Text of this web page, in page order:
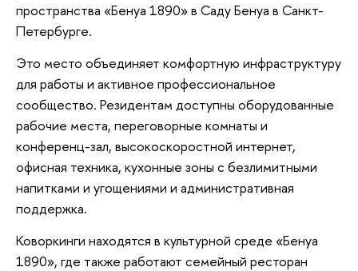
пространства «Бенуа 1890» в Саду Бенуа в Санкт-
Петербурге.
Это место объединяет комфортную инфраструктуру
для работы и активное профессиональное
сообщество. Резидентам доступны оборудованные
рабочие места, переговорные комнаты и
конференц-зал, высокоскоростной интернет,
офисная техника, кухонные зоны с безлимитными
напитками и угощениями и административная
поддержка.
Коворкинги находятся в культурной среде «Бенуа
1890», где также работают семейный ресторан